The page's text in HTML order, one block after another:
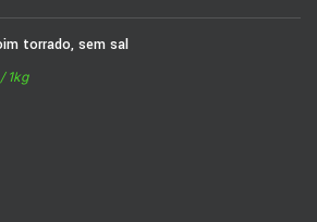
torrado, sem sal
/ 1kg